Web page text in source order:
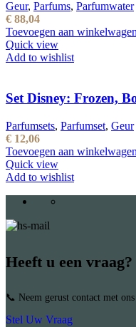
Geur, Parfums, Parfumwater
€ 88,04
Toevoegen aan winkelwagen
Quick view
Add to wishlist
Set Disney: Frozen,
Parfumsets, Parfumset, Geur
€ 12,06
Toevoegen aan winkelwagen
Quick view
Add to wishlist
Heeft u een vraag?
📞 Neem gerust contact met
Stel Uw Vraag